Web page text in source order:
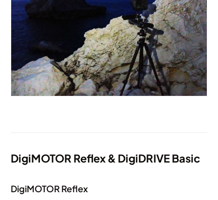
DigiMOTOR Reflex & DigiDRIVE Basic
DigiMOTOR Reflex